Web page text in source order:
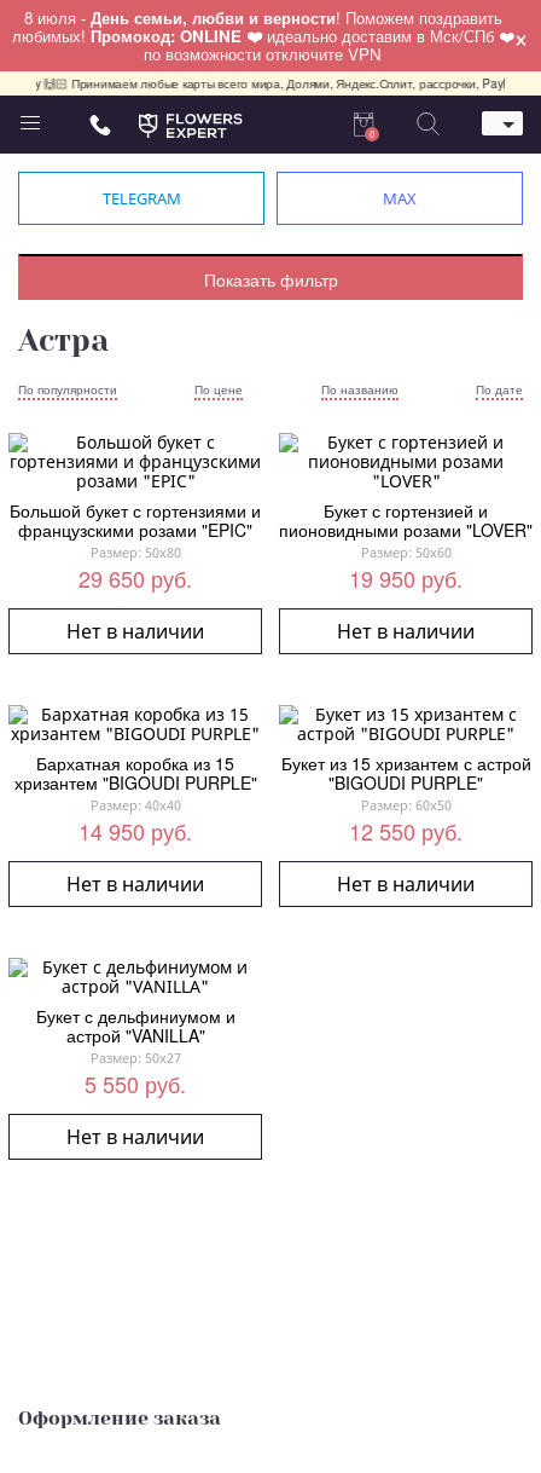
8 июля - День семьи, любви и верности! Поможем поздравить
любимых! Промокод: ONLINE ❤️ идеально доставим в Мск/СПб ❤️
по возможности отключите VPN ×
🙌🏻 Принимаем любые карты всего мира, Долями, Яндекс.Сплит, рассрочки, PayPal,
Телефон
+7 (495) 982-55-05
Москва, Бауманская 20 стр 7
работаем круглосуточно
0
TELEGRAM MAX
Показать фильтр
Астра
По популярности По цене По названию По дате
Большой букет с гортензиями и
французскими розами "EPIC"
Размер: 50x80
29 650 руб.
Нет в наличии
Букет с гортензией и
пионовидными розами "LOVER"
Размер: 50x60
19 950 руб.
Нет в наличии
Бархатная коробка из 15
хризантем "BIGOUDI PURPLE"
Размер: 40x40
14 950 руб.
Нет в наличии
Букет из 15 хризантем с астрой
"BIGOUDI PURPLE"
Размер: 60x50
12 550 руб.
Нет в наличии
Букет с дельфиниумом и
астрой "VANILLA"
Размер: 50x27
5 550 руб.
Нет в наличии
Оформление заказа